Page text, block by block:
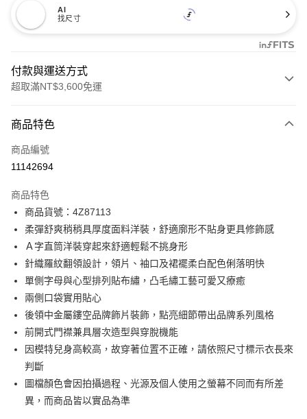
AI
找尺寸
付款與運送方式
超取滿NT$3,600免運
信用卡一次付款
信用卡分期付款
合作金庫商業銀行
華南商業銀行
上海商業儲蓄銀行
台北富邦商業銀行
國泰世華商業銀行
兆豐國際商業銀行
臺灣中小企業銀行
台中商業銀行
匯豐（台灣）商業銀行
華泰商業銀行
聯邦商業銀行
遠東國際商業銀行
元大商業銀行
玉山商業銀行
星展（台灣）商業銀行
台新國際商業銀行
中國信託商業銀行
台灣樂天信用卡公司
LINE Pay
Apple Pay
街口支付
AFTEE先享後付
相關說明
【關於「AFTEE先享後付」】
AFTEE先享後付是「在收到商品之後才付款」的支付方式。 讓您購物簡單
便利好安心！
１．簡單：不需註冊會員、不需綁卡、不需儲值。
２．便利：只要手機號碼，簡訊認證，即可結帳。
【「AFTEE先享後付」結帳流程】
付款後全家FamilyMart取貨
每筆NT$90，滿NT$3,600(含以上)免運費
商品特色
商品編號
11142694
商品特色
商品貨號：4Z87113
柔彈舒爽稍稍具厚度面料洋裝，舒適廓形不貼身更具修飾感
Ａ字直筒洋裝穿起來舒適輕鬆不挑身形
針織羅紋翻領設計，領片、袖口及裙襬柔白配色俐落明快
單側字母與心型排列貼布繡，凸毛繡工藝可愛又療癒
兩側口袋實用貼心
後領中金屬鏤空品牌飾片裝飾，點亮細節帶出品牌系列風格
前開式門襟兼具層次造型與穿脫機能
因模特兒身高較高，故穿著位置不正確，請依照尺寸標示衣長來
判斷
圖檔顏色會因拍攝過程、光源及個人使用之螢幕不同而有所差
異，而商品皆以實品為準